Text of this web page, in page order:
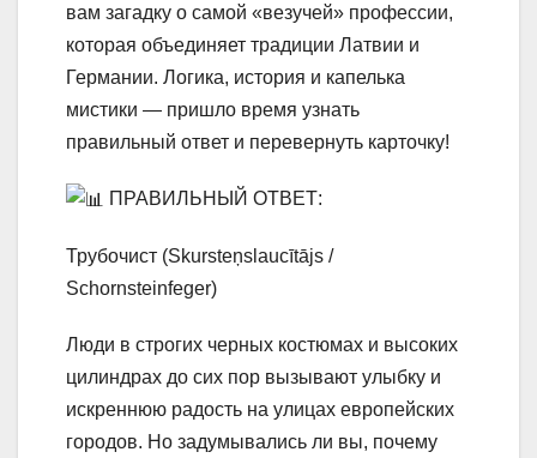
вам загадку о самой «везучей» профессии,
которая объединяет традиции Латвии и
Германии. Логика, история и капелька
мистики — пришло время узнать
правильный ответ и перевернуть карточку!
ПРАВИЛЬНЫЙ ОТВЕТ:
Трубочист (Skursteņslaucītājs /
Schornsteinfeger)
Люди в строгих черных костюмах и высоких
цилиндрах до сих пор вызывают улыбку и
искреннюю радость на улицах европейских
городов. Но задумывались ли вы, почему